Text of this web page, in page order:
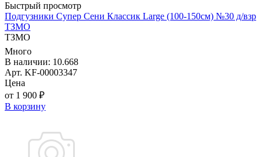
Быстрый просмотр
Подгузники Супер Сени Классик Large (100-150см) №30 д/взр
ТЗМО
ТЗМО
Много
В наличии: 10.668
Арт. KF-00003347
Цена
от 1 900 ₽
В корзину